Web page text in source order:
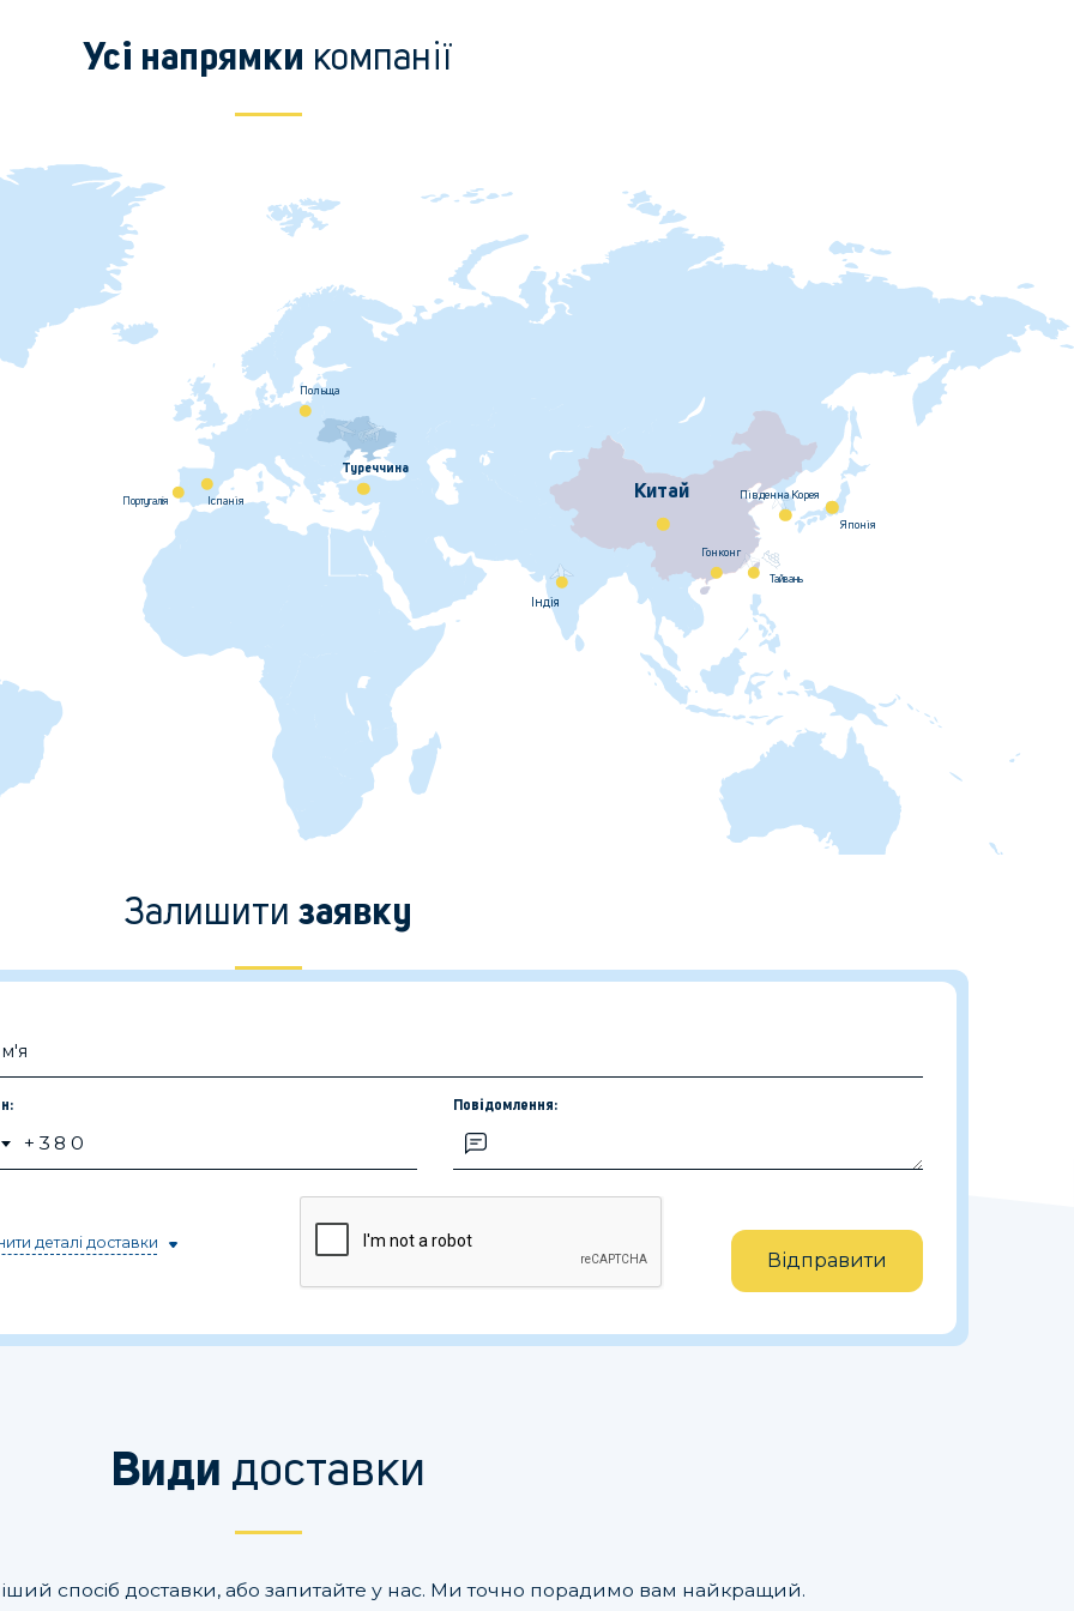
Усі напрямки компанії
Португалiя Iспанiя
Польща
Японiя
Пiвденна Корея
Тайвань
Гонконг
Туреччина
Iндiя
Китай
Залишити заявку
Повідомлення:
деталі доставки
Відправити
Види доставки
спосіб доставки, або запитайте у нас. Ми точно порадимо вам найкращий.